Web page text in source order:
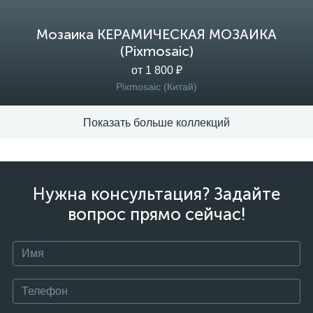
Мозаика КЕРАМИЧЕСКАЯ МОЗАИКА
(Pixmosaic)
от 1 800 ₽
Pixmosaic (Китай)
Показать больше коллекций
Нужна консультация? Задайте
вопрос прямо сейчас!